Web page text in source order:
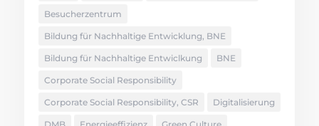
Besucherzentrum
Bildung für Nachhaltige Entwicklung, BNE
Bildung für Nachhaltige Entwiclkung BNE
Corporate Social Responsibility
Corporate Social Responsibility, CSR Digitalisierung